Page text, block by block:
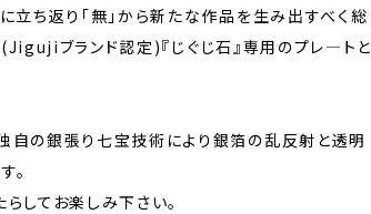
立ち返り「無」から新たな作品を生み出すべく総
ブランド認定)『じぐじ石』専用のプレ―トと
自の銀張り七宝技術により銀箔の乱反射と透明
。
してお楽しみ下さい。